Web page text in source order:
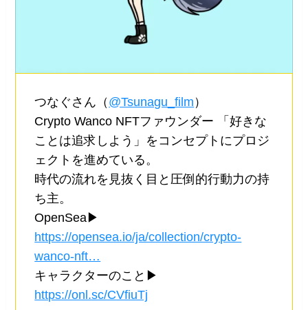
つなぐさん（ @Tsunagu_film ）
Crypto Wanco NFTファウンダー 「好きな
ことは追求しよう」をコンセプトにプロジ
ェクトを進めている。
時代の流れを見抜く目と圧倒的行動力の持
ち主。
OpenSea▶︎
https://opensea.io/ja/collection/crypto-
wanco-nft…
キャラクターのこと▶︎
https://onl.sc/CVfiuTj